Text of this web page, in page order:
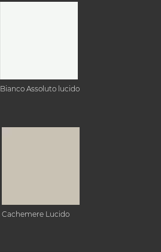
Bianco Assoluto lucido
Cachemere Lucido